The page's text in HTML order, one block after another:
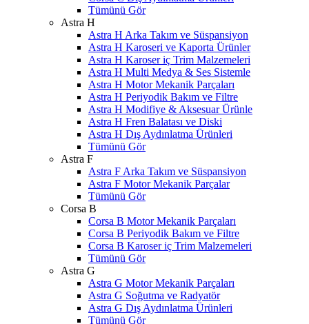
Tümünü Gör
Astra H
Astra H Arka Takım ve Süspansiyon
Astra H Karoseri ve Kaporta Ürünler
Astra H Karoser iç Trim Malzemeleri
Astra H Multi Medya & Ses Sistemle
Astra H Motor Mekanik Parçaları
Astra H Periyodik Bakım ve Filtre
Astra H Modifiye & Aksesuar Ürünle
Astra H Fren Balatası ve Diski
Astra H Dış Aydınlatma Ürünleri
Tümünü Gör
Astra F
Astra F Arka Takım ve Süspansiyon
Astra F Motor Mekanik Parçalar
Tümünü Gör
Corsa B
Corsa B Motor Mekanik Parçaları
Corsa B Periyodik Bakım ve Filtre
Corsa B Karoser iç Trim Malzemeleri
Tümünü Gör
Astra G
Astra G Motor Mekanik Parçaları
Astra G Soğutma ve Radyatör
Astra G Dış Aydınlatma Ürünleri
Tümünü Gör